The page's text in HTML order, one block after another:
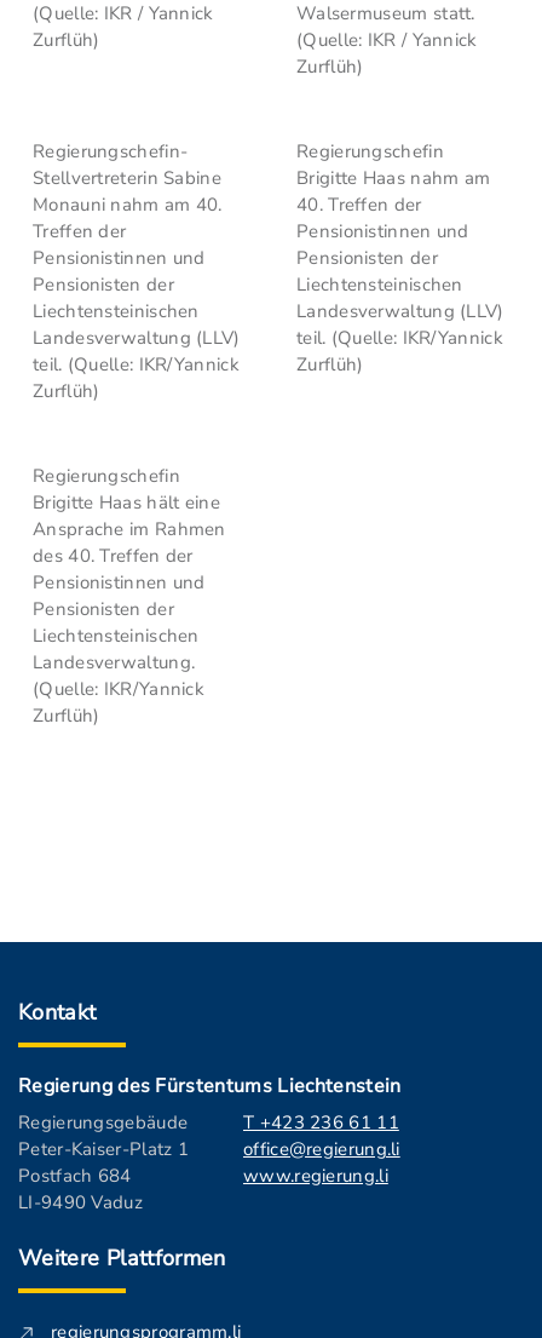
(Quelle: IKR / Yannick
Zurflüh)
Walsermuseum statt.
(Quelle: IKR / Yannick
Zurflüh)
Regierungschefin-
Stellvertreterin Sabine
Monauni nahm am 40.
Treffen der
Pensionistinnen und
Pensionisten der
Liechtensteinischen
Landesverwaltung (LLV)
teil. (Quelle: IKR/Yannick
Zurflüh)
Regierungschefin
Brigitte Haas nahm am
40. Treffen der
Pensionistinnen und
Pensionisten der
Liechtensteinischen
Landesverwaltung (LLV)
teil. (Quelle: IKR/Yannick
Zurflüh)
Regierungschefin
Brigitte Haas hält eine
Ansprache im Rahmen
des 40. Treffen der
Pensionistinnen und
Pensionisten der
Liechtensteinischen
Landesverwaltung.
(Quelle: IKR/Yannick
Zurflüh)
Kontakt
Regierung des Fürstentums Liechtenstein
Regierungsgebäude
Peter-Kaiser-Platz 1
Postfach 684
LI-9490 Vaduz
T +423 236 61 11
office@regierung.li
www.regierung.li
Weitere Plattformen
regierungsprogramm.li